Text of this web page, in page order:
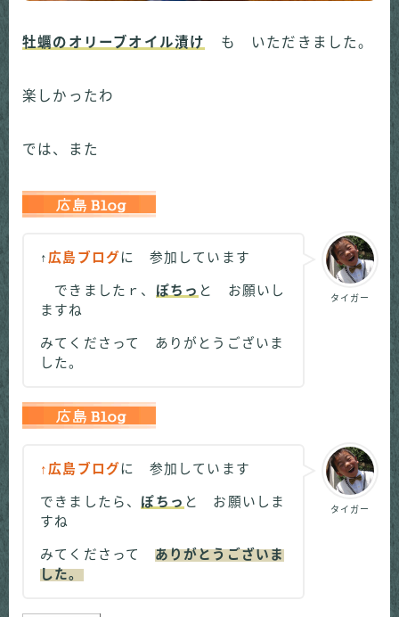
牡蠣のオリーブオイル漬け も いただきました。
楽しかったわ
では、また
タイガー
↑ 広島ブログに 参加しています
できましたｒ、 ぽちっ と お願いし
ますね
みてくださって ありがとうございま
した。
タイガー
↑広島ブログに 参加しています
できましたら、 ぽちっ と お願いしま
すね
みてくださって ありがとうございま
した。